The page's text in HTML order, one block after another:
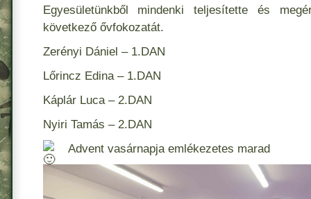
Egyesületünkből mindenki teljesítette és
következő ővfokozatát.
Zerényi Dániel – 1.DAN
Lőrincz Edina – 1.DAN
Káplár Luca – 2.DAN
Nyiri Tamás – 2.DAN
Advent vasárnapja emlékezetes marad